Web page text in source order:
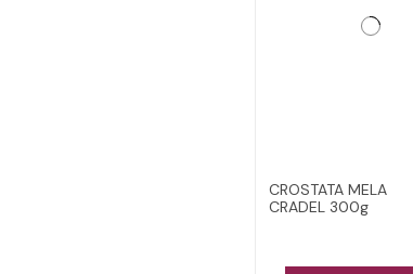
CROSTATA MELA
CRADEL 300g